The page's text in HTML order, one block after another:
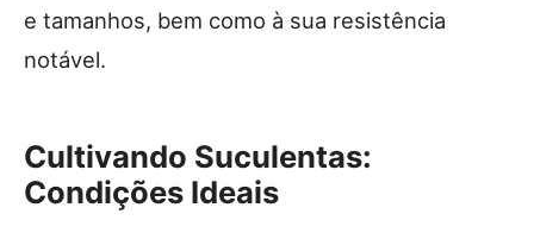
e tamanhos, bem como à sua resistência
notável.
Cultivando Suculentas:
Condições Ideais